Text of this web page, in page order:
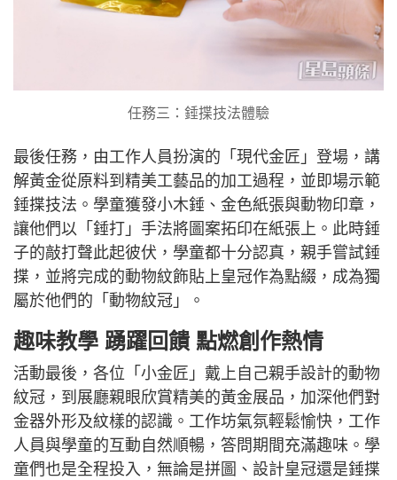
任務三：錘揲技法體驗
最後任務，由工作人員扮演的「現代金匠」登場，講
解黃金從原料到精美工藝品的加工過程，並即場示範
錘揲技法。學童獲發小木錘、金色紙張與動物印章，
讓他們以「錘打」手法將圖案拓印在紙張上。此時錘
子的敲打聲此起彼伏，學童都十分認真，親手嘗試錘
揲，並將完成的動物紋飾貼上皇冠作為點綴，成為獨
屬於他們的「動物紋冠」。
趣味教學 踴躍回饋 點燃創作熱情
活動最後，各位「小金匠」戴上自己親手設計的動物
紋冠，到展廳親眼欣賞精美的黃金展品，加深他們對
金器外形及紋樣的認識。工作坊氣氛輕鬆愉快，工作
人員與學童的互動自然順暢，答問期間充滿趣味。學
童們也是全程投入，無論是拼圖、設計皇冠還是錘揲